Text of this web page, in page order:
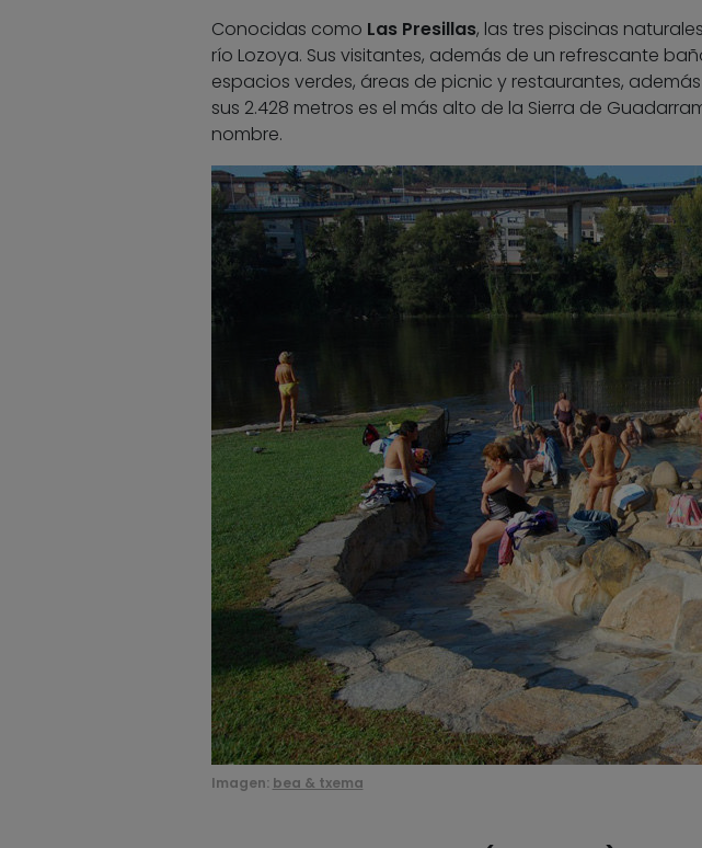
Conocidas como Las Presillas, las tres piscinas
río Lozoya. Sus visitantes, además de un refrescante
espacios verdes, áreas de picnic y restaurantes,
sus 2.428 metros es el más alto de la Sierra de
nombre.
Imagen: bea & txema